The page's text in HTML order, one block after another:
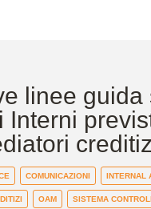
linee guida
Interni
COMUNICAZIONI INTERNAL
OAM SISTEMA